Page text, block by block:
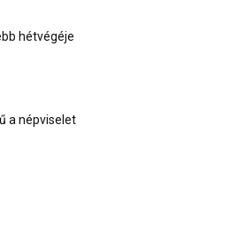
hétvégéje
a népviselet